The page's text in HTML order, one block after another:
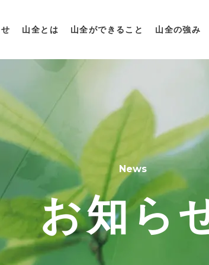
山全とは 山全ができること 山全の強み
News
お知ら